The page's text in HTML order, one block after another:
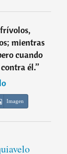
mientras
cuando
él.”
Imagen